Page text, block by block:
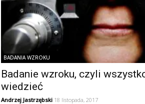
BADANIA WZROKU
Badanie wzroku, czyli
wiedzieć
Andrzej Jastrzębski 18 listopada, 2017